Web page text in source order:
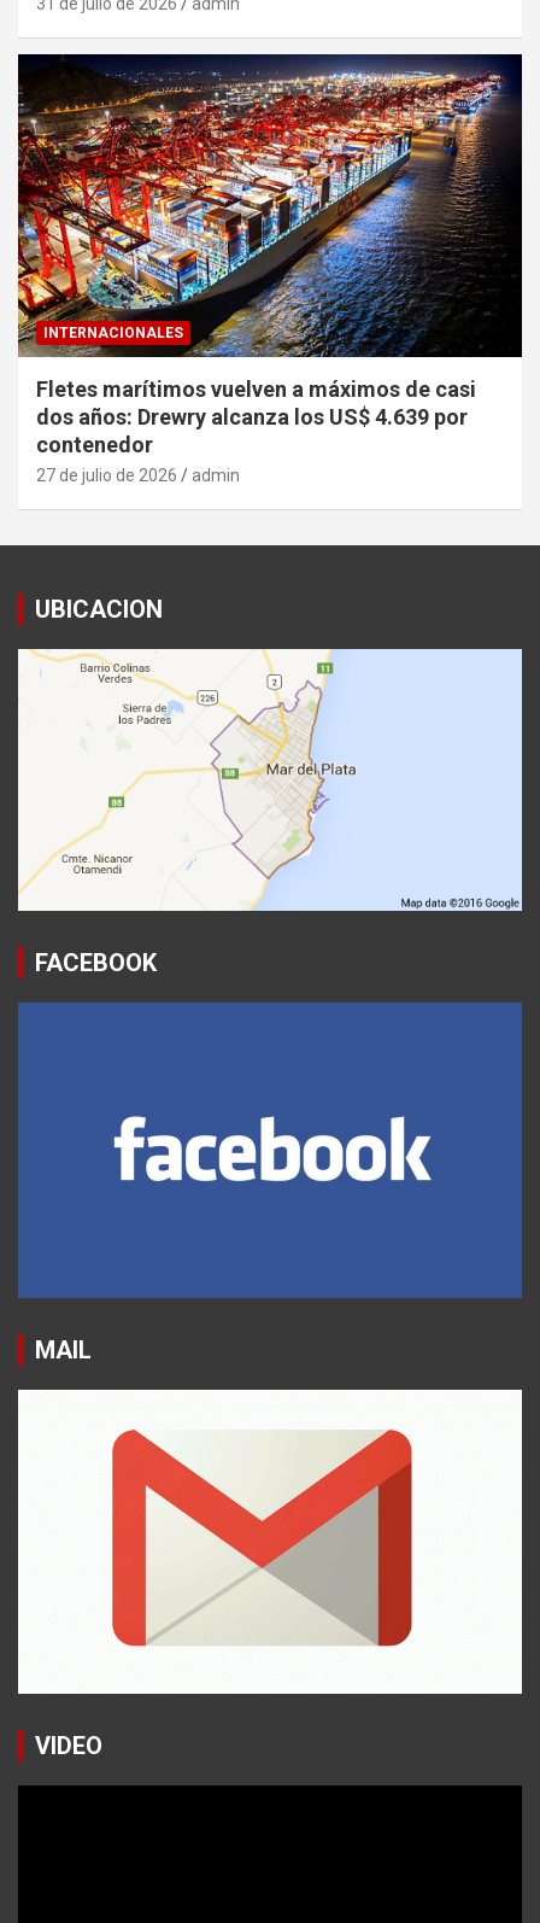
INTERNACIONALES
Fletes marítimos vuelven a máximos de casi
dos años: Drewry alcanza los US$ 4.639 por
contenedor
27 de julio de 2026 admin
UBICACION
FACEBOOK
MAIL
VIDEO